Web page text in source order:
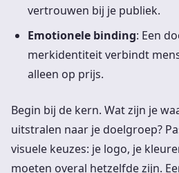
vertrouwen bij je publiek.
Emotionele binding: Een
merkidentiteit verbindt
alleen op prijs.
Begin bij de kern. Wat zijn je
uitstralen naar je doelgroep?
visuele keuzes: je logo, je
moeten overal hetzelfde zijn.